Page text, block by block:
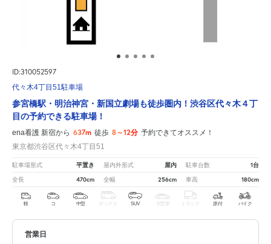
ID:310052597
代々木4丁目51駐車場
参宮橋駅・明治神宮・新国立劇場も徒歩圏内！渋谷区代々木４丁
目の予約できる駐車場！
ena看護 新宿から 637m 徒歩 8～12分 予約できてオススメ！
東京都渋谷区代々木4丁目51
駐車場形式 平置き 屋内外形式 屋内 駐車台数 1台
全長 470cm 全幅 256cm 車高 180cm
軽 コ 中型 ボックス SUV 大型車 トラック 原付 バイク
営業日